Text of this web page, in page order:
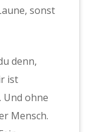
sonst
denn,
ist
Und ohne
Mensch.